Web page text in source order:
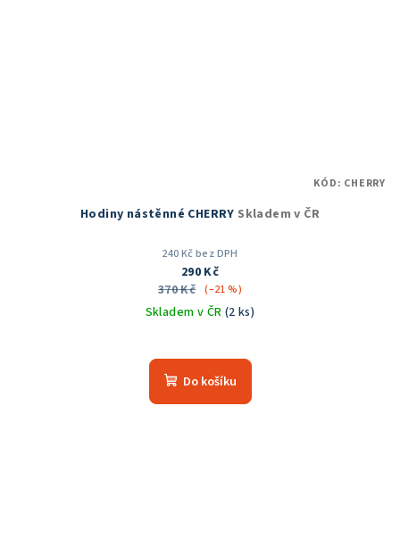
Hodiny nástěnné CHERRY Skladem v ČR
240 Kč bez DPH
290 Kč
370 Kč (–21 %)
Skladem v ČR (2 ks)
Do košíku
KÓD: CHERRY